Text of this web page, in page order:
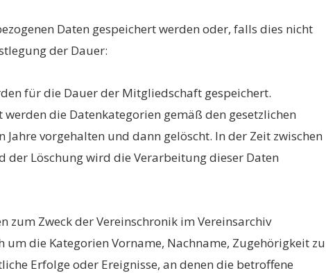
Daten gespeichert werden oder, falls dies nicht
der Dauer:
für die Dauer der Mitgliedschaft gespeichert.
die Datenkategorien gemäß den gesetzlichen
vorgehalten und dann gelöscht. In der Zeit zwischen
Löschung wird die Verarbeitung dieser Daten
zum Zweck der Vereinschronik im Vereinsarchiv
um die Kategorien Vorname, Nachname, Zugehörigkeit zu
Erfolge oder Ereignisse, an denen die betroffene